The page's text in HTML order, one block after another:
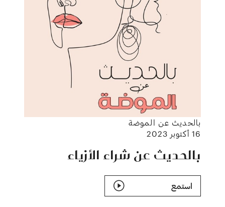
بالحديث عن الموضة
16 أكتوبر 2023
بالحديث عن شراء الأزياء
استمع